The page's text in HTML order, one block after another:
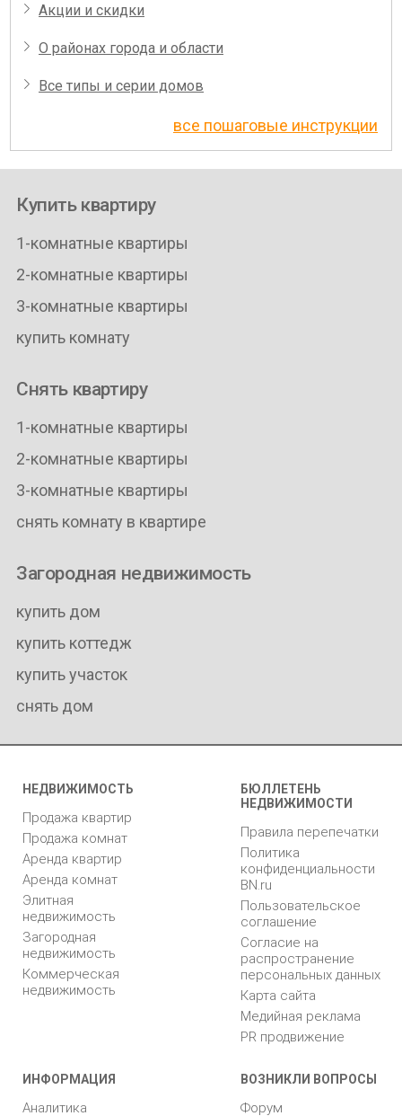
Акции и скидки
О районах города и области
Все типы и серии домов
все пошаговые инструкции
Купить квартиру
1-комнатные квартиры
2-комнатные квартиры
3-комнатные квартиры
купить комнату
Снять квартиру
1-комнатные квартиры
2-комнатные квартиры
3-комнатные квартиры
снять комнату в квартире
Загородная недвижимость
купить дом
купить коттедж
купить участок
снять дом
НЕДВИЖИМОСТЬ
Продажа квартир
Продажа комнат
Аренда квартир
Аренда комнат
Элитная
недвижимость
Загородная
недвижимость
Коммерческая
недвижимость
БЮЛЛЕТЕНЬ
НЕДВИЖИМОСТИ
Правила перепечатки
Политика
конфиденциальности
BN.ru
Пользовательское
соглашение
Согласие на
распространение
персональных данных
Карта сайта
Медийная реклама
PR продвижение
ИНФОРМАЦИЯ
Аналитика
ВОЗНИКЛИ ВОПРОСЫ
Форум